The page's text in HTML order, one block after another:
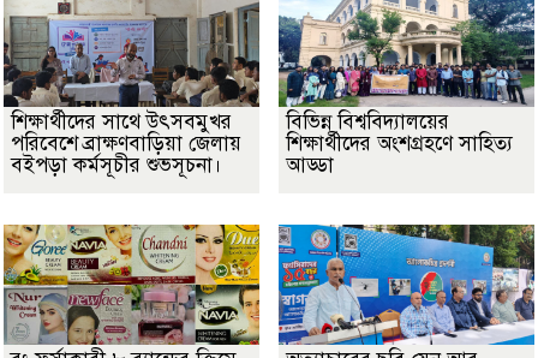
শিক্ষার্থীদের সাথে উৎসবমুখর
পরিবেশে ব্রাক্ষণবাড়িয়া জেলায়
বইপড়া কর্মসূচীর শুভসূচনা।
বিভিন্ন বিশ্ববিদ্যালয়ের
শিক্ষার্থীদের অংশগ্রহণে সাহিত্য
আড্ডা